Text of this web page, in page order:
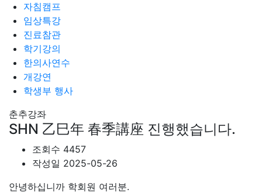
자침캠프
임상특강
진료참관
학기강의
한의사연수
개강연
학생부 행사
춘추강좌
SHN 乙巳年 春季講座 진행했습니다.
조회수 4457
작성일 2025-05-26
안녕하십니까 학회원 여러분.